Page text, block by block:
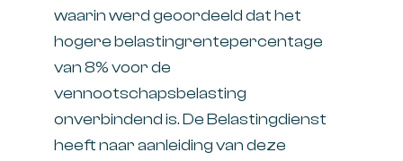
waarin werd geoordeeld dat het
hogere belastingrentepercentage
van 8% voor de
vennootschapsbelasting
onverbindend is. De Belastingdienst
heeft naar aanleiding van deze